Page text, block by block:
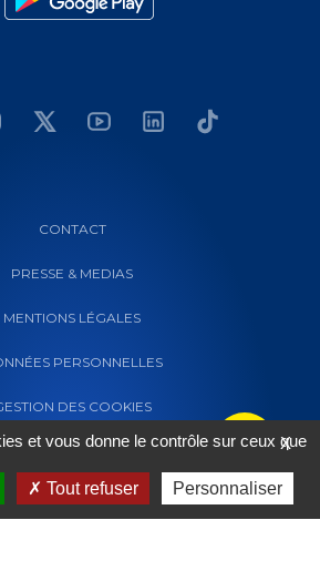
CONTACT
PRESSE & MEDIAS
MENTIONS LÉGALES
PERSONNELLES
DES COOKIES
X
et vous donne le contrôle sur ceux que
Tout refuser Personnaliser